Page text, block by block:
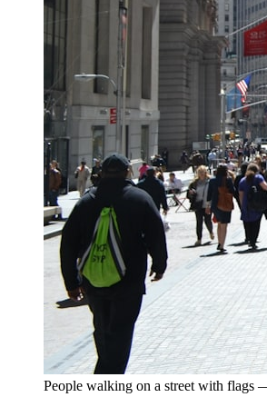
People walking on a street with flags